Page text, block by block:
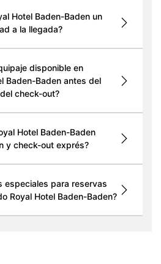
Hotel Baden-Baden un
a la llegada?
disponible en
Baden-Baden antes del
check-out?
Hotel Baden-Baden
y check-out exprés?
especiales para reservas
Royal Hotel Baden-Baden?